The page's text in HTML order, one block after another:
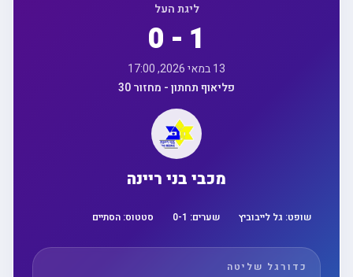
ליגת העל
0 - 1
13 במאי 2026, 17:00
פליאוף תחתון - מחזור 30
מכבי בני ריינה
שופט:גל לייבוביץ שערים: 0 -1 סטטוס:הסתיים
כדורגל שליטה